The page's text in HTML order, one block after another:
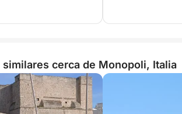
similares cerca de Monopoli, Italia